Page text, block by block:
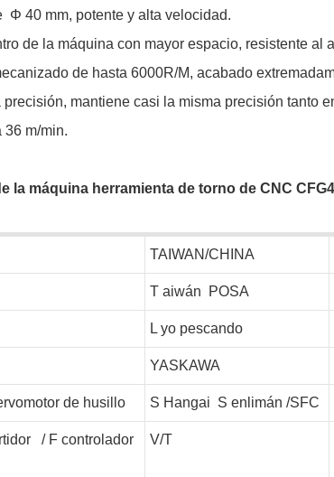
Φ 40 mm, potente y alta velocidad.
de la máquina con mayor espacio, resistente al
de hasta 6000R/M, acabado
precisión, mantiene casi la misma precisión tanto
36 m/min.
la máquina herramienta de torno de CNC
TAIWAN/CHINA
Taiwán POSA
Lyo pescando
YASKAWA
de husillo S Hangai S enlimán /SFC
/F controlador
V/T